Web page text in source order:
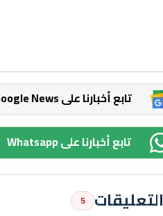
Google News تابع أخبارنا على
Whatsapp تابع أخبارنا على
التعليقات 5